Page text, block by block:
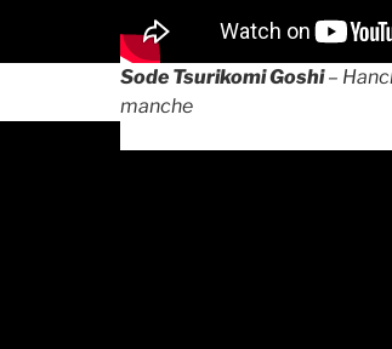
Sode Tsurikomi Goshi–
manche